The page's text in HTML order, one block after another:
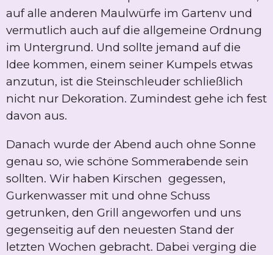
auf alle anderen Maulwürfe im Gartenv und
vermutlich auch auf die allgemeine Ordnung
im Untergrund. Und sollte jemand auf die
Idee kommen, einem seiner Kumpels etwas
anzutun, ist die Steinschleuder schließlich
nicht nur Dekoration. Zumindest gehe ich fest
davon aus.
Danach wurde der Abend auch ohne Sonne
genau so, wie schöne Sommerabende sein
sollten. Wir haben Kirschen gegessen,
Gurkenwasser mit und ohne Schuss
getrunken, den Grill angeworfen und uns
gegenseitig auf den neuesten Stand der
letzten Wochen gebracht. Dabei verging die